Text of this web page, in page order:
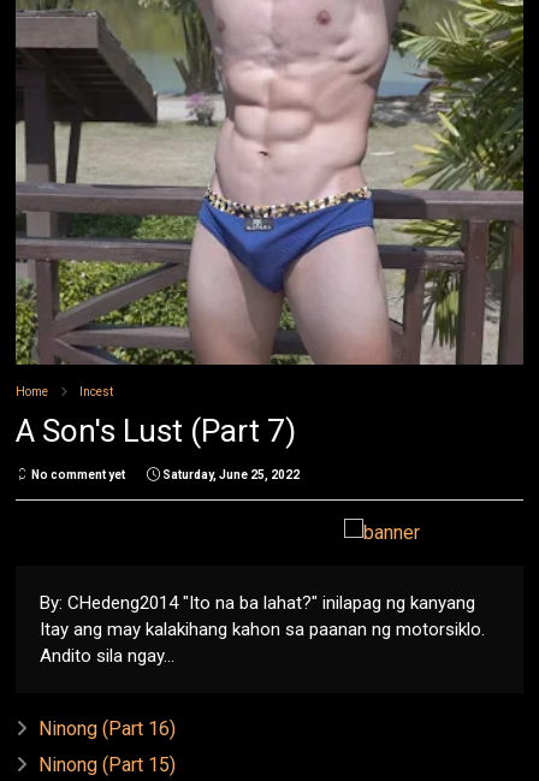
Home Incest
A Son's Lust (Part 7)
No comment yet Saturday, June 25, 2022
By: CHedeng2014 "Ito na ba lahat?" inilapag ng kanyang
Itay ang may kalakihang kahon sa paanan ng motorsiklo.
Andito sila ngay...
Ninong (Part 16)
Ninong (Part 15)